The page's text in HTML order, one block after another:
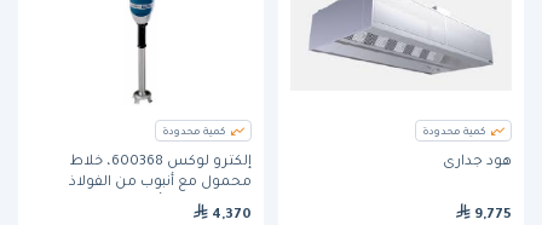
كمية محدودة
هود جدارى
9,775
كمية محدودة
إلكترو لوكس 600368، خلاط
محمول مع أنبوب من الفولاذ
المقاوم للصدأ، 453 ملم
4,370